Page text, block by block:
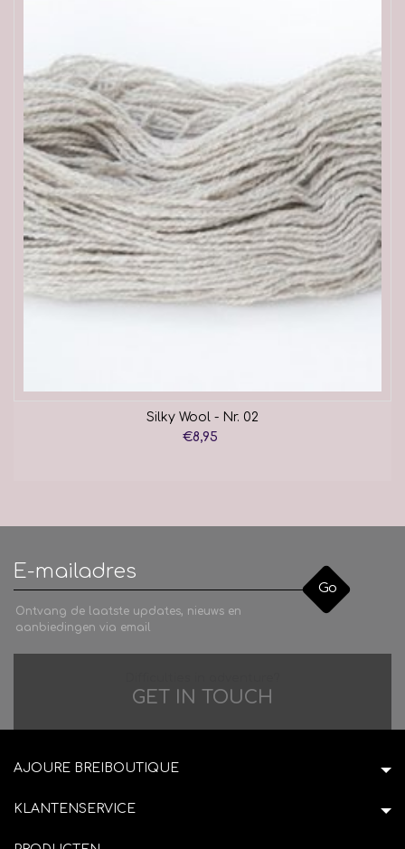
Silky Wool - Nr. 02
€8,95
Go
Ontvang de laatste updates, nieuws en
aanbiedingen via email
GET IN TOUCH
AJOURE BREIBOUTIQUE
KLANTENSERVICE